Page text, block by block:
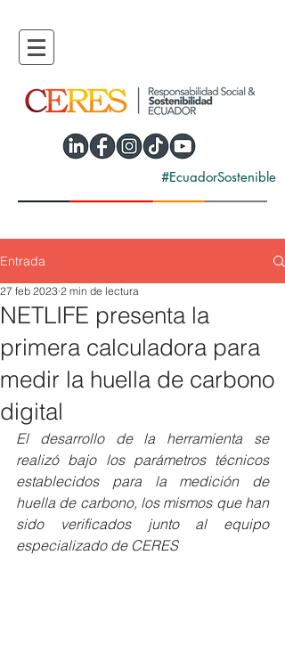
#EcuadorSostenible
Entrada
NETLIFE presenta la
primera calculadora para
medir la huella de carbono
digital
27 feb 2023 2 min de lectura
El desarrollo de la herramienta se
realizó bajo los parámetros técnicos
establecidos para la medición de
huella de carbono, los mismos que han
sido verificados junto al equipo
especializado de CERES